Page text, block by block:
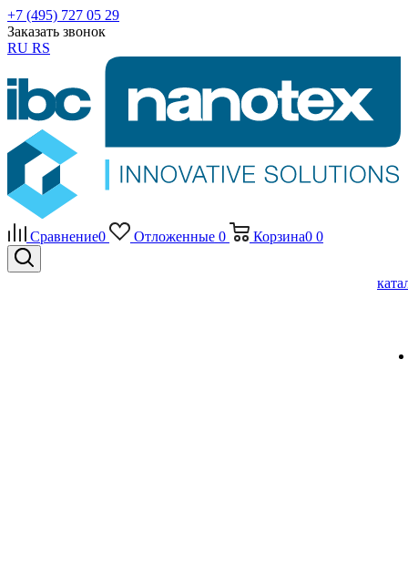
+7 (495) 727 05 29
Заказать звонок
RU RS
Сравнение0 Отложенные 0 Корзина0 0